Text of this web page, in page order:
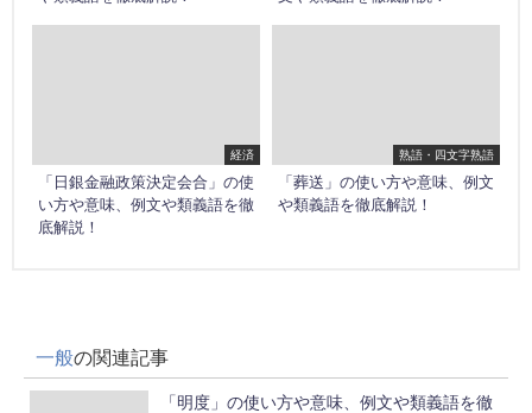
経済
「日銀金融政策決定会合」の使
い方や意味、例文や類義語を徹
底解説！
熟語・四文字熟語
「葬送」の使い方や意味、例文
や類義語を徹底解説！
一般の関連記事
「明度」の使い方や意味、例文や類義語を徹